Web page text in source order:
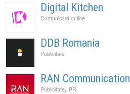
Digital Kitchen
Comunicare online
DDB Romania
Publicitate
RAN Communication
Publicitate, PR